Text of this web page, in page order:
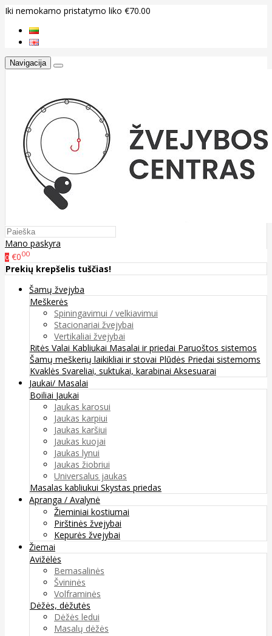
Iki nemokamo pristatymo liko €70.00
Navigacija
Mano paskyra
0 €000
Prekių krepšelis tuščias!
Šamų žvejyba
Meškerės
Spiningavimui / velkiavimui
Stacionariai žvejybai
Vertikaliai žvejybai
Ritės Valai Kabliukai Masalai ir priedai Paruoštos sistemos
Šamų meškerių laikikliai ir stovai Plūdės Priedai sistemoms
Kvaklės Svareliai, suktukai, karabinai Aksesuarai
Jaukai/ Masalai
Boiliai Jaukai
Jaukas karosui
Jaukas karpiui
Jaukas karšiui
Jaukas kuojai
Jaukas lynui
Jaukas žiobriui
Universalus jaukas
Masalas kabliukui Skystas priedas
Apranga / Avalynė
Žieminiai kostiumai
Pirštinės žvejybai
Kepurės žvejybai
Žiemai
Avižėlės
Bemasalinės
Švininės
Volframinės
Dėžės, dėžutės
Dėžės ledui
Masalų dėžės